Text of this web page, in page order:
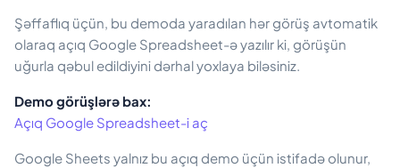
Şəffaflıq üçün, bu demoda yaradılan hər görüş avtomatik
olaraq açıq Google Spreadsheet-ə yazılır ki, görüşün
uğurla qəbul edildiyini dərhal yoxlaya biləsiniz.
Demo görüşlərə bax:
Açıq Google Spreadsheet-i aç
Google Sheets yalnız bu açıq demo üçün istifadə olunur,